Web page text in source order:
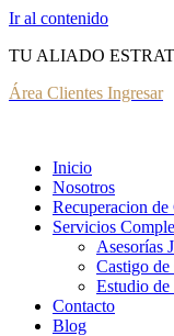
Ir al contenido
TU ALIADO
Área Clientes Ingresar
Inicio
Nosotros
Recuperacion de
Servicios
Asesorías
Castigo
Estudio
Contacto
Blog